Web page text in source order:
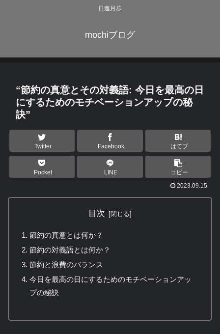
日進月歩
mochiブログ
“節約の真意とその対義語: 今日を最高の日
にするためのモチベーションアップの秘
訣”
Twitter Facebook はてブ
Pocket LINE
コピー
2023.09.15
目次
節約の真意とは何か？
節約の対義語とは何か？
節約と浪費のバランス
今日を最高の日にするためのモチベーションアッ
プの秘訣